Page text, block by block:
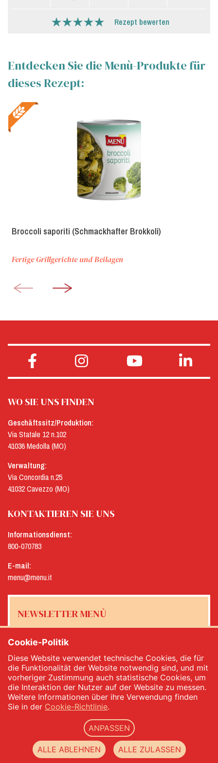
Rezept bewerten
Entdecken Sie die Menù-Produkte für
dieses Rezept:
Broccoli saporiti (Schmackhafter Brokkoli)
Fertige Grillgerichte und Beilagen
WO SIE UNS FINDEN
Geschäftssitz/Produktion:
Via Statale 12 n.102
41036 Medolla (MO)
Verwaltung:
Via Concordia n.25
41032 Cavezzo (MO)
KONTAKTIEREN SIE UNS
Informationsdienst:
800-070783
E-mail:
menu@menu.it
NEWSLETTER MENÙ
Ja, ich möchte den Newsletter von Menù erhalten*
MELDEN SIE SICH AN
Menù srl - Dal 1932 Produttori Specialità Alimentari - Ust.Ident.Nr.: IT00333120368 - VWV
00333120368 - Gesellschaftskapital 1.000.000,00 -privacy- cookie policy- web agency
Datacode
Cookie-Politik
Diese Website verwendet technische Cookies, die für
die Funktionalität der Website notwendig sind, und mit
vorheriger Zustimmung auch statistische Cookies, um
die Interaktion der Nutzer auf der Website zu messen.
Weitere Informationen über ihre Verwendung finden
Sie in der Cookie-Richtlinie.
ANPASSEN
ALLE ABLEHNEN ALLE ZULASSEN